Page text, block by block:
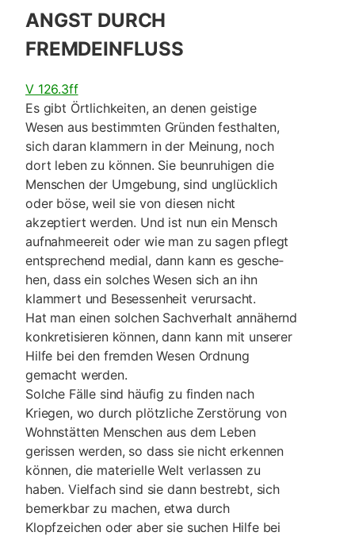
ANGST DURCH
FREMDEINFLUSS
V 126.3ff
Es gibt Örtlichkeiten, an denen geistige
Wesen aus bestimmten Gründen festhal­ten,
sich daran klammern in der Meinung, noch
dort leben zu können. Sie beun­ruhi­gen die
Menschen der Umge­bung, sind unglücklich
oder böse, weil sie von diesen nicht
akzeptiert werden. Und ist nun ein Mensch
aufnahme­ereit oder wie man zu sagen pflegt
entsprechend medial, dann kann es gesche­
hen, dass ein solches Wesen sich an ihn
klammert und Besessenheit verursacht.
Hat man einen solchen Sachverhalt annähernd
kon­kretisieren können, dann kann mit unserer
Hilfe bei den fremden Wesen Ordnung
gemacht werden.
Solche Fälle sind häufig zu finden nach
Kriegen, wo durch plötzliche Zerstörung von
Wohnstätten Menschen aus dem Leben
gerissen werden, so dass sie nicht erken­nen
können, die materielle Welt verlassen zu
haben. Vielfach sind sie dann bestrebt, sich
bemerkbar zu machen, etwa durch
Klopfzeichen oder aber sie suchen Hilfe bei